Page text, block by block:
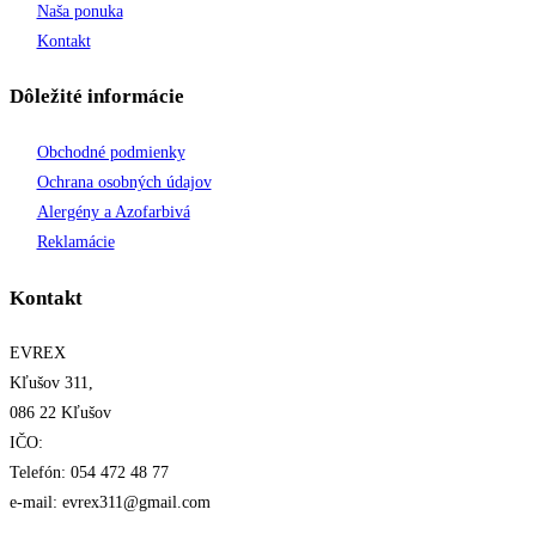
Naša ponuka
Kontakt
Dôležité informácie
Obchodné podmienky
Ochrana osobných údajov
Alergény a Azofarbivá
Reklamácie
Kontakt
EVREX
Kľušov 311,
086 22 Kľušov
IČO:
Telefón: 054 472 48 77
e-mail: evrex311@gmail.com